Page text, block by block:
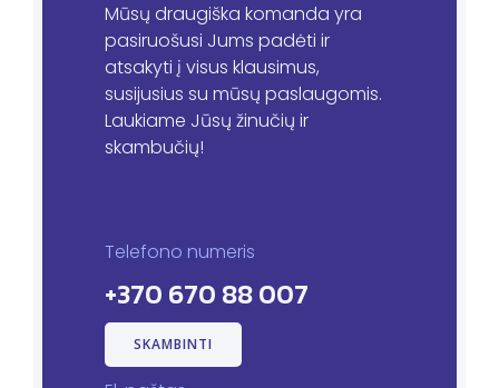
Mūsų draugiška komanda yra
pasiruošusi Jums padėti ir
atsakyti į visus klausimus,
susijusius su mūsų paslaugomis.
Laukiame Jūsų žinučių ir
skambučių!
Telefono numeris
+370 670 88 007
SKAMBINTI